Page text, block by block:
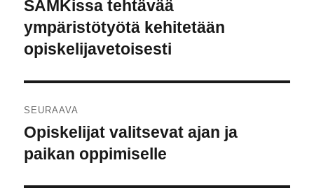
Edellinen
artikkeli:
SAMKissa tehtävää
ympäristötyötä kehitetään
opiskelijavetoisesti
SEURAAVA
Seuraava
artikkeli:
Opiskelijat valitsevat ajan ja
paikan oppimiselle